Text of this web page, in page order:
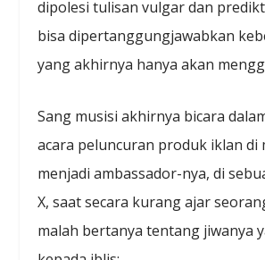
dipolesi tulisan vulgar dan
bisa dipertanggungjawabkan
yang akhirnya hanya akan
Sang musisi akhirnya bicara
acara peluncuran produk iklan di
menjadi ambassador-nya, di
X, saat secara kurang ajar
malah bertanya tentang jiwanya